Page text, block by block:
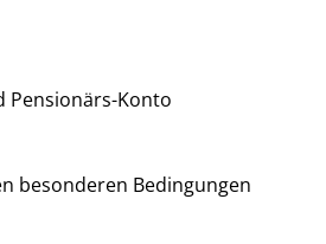
Pensionärs-Konto
besonderen Bedingungen